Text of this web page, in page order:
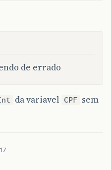
de errado
da variavel CPF sem